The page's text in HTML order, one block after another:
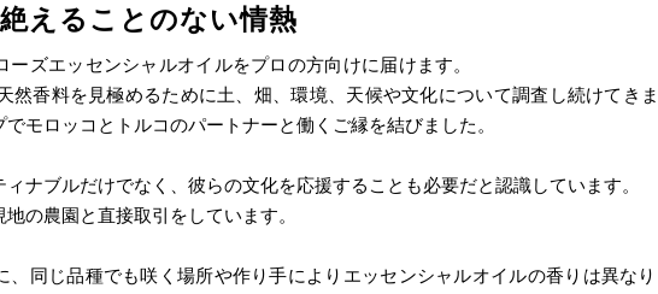
えることのない情熱
ーズエッセンシャルオイルをプロの方向けに届けます。
然香料を見極めるために土、畑、環境、天候や文化について調査し続けてきま
モロッコとトルコのパートナーと働くご縁を結びました。
ナブルだけでなく、彼らの文化を応援することも必要だと認識しています。
の農園と直接取引をしています。
、同じ品種でも咲く場所や作り手によりエッセンシャルオイルの香りは異なり